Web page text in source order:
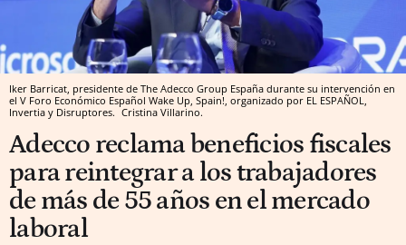
Iker Barricat, presidente de The Adecco Group España durante su intervención en
el V Foro Económico Español Wake Up, Spain!, organizado por EL ESPAÑOL,
Invertia y Disruptores. Cristina Villarino.
Adecco reclama beneficios fiscales
para reintegrar a los trabajadores
de más de 55 años en el mercado
laboral